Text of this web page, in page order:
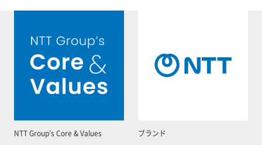
NTT Group’s Core & Values ブランド